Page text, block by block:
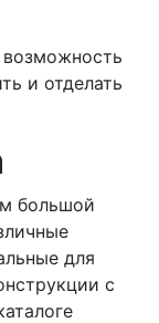
и отделать
большой
для
с